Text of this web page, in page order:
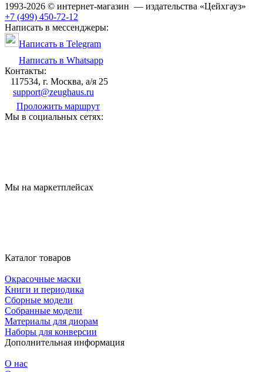
1993-2026 © интернет-магазин — издательства «Цейхгауз»
+7 (499) 450-72-12
Написать в мессенджеры:
Написать в Telegram
Написать в Whatsapp
Контакты:
117534, г. Москва, а/я 25
support@zeughaus.ru
Проложить маршрут
Мы в социальных сетях:
Мы на маркетплейсах
Каталог товаров
Окрасочные маски
Книги и периодика
Сборные модели
Собранные модели
Материалы для диорам
Наборы для конверсии
Дополнительная информация
О нас